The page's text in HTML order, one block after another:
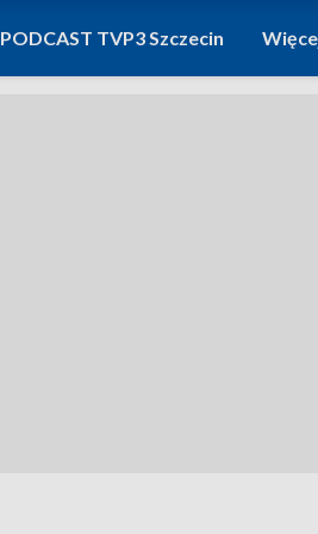
PODCAST TVP3 Szczecin